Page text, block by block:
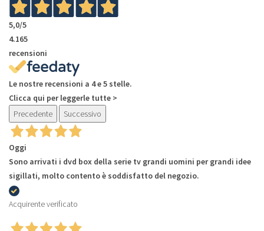
5,0/5
4.165
recensioni
Le nostre recensioni a 4 e 5 stelle.
Clicca qui per leggerle tutte >
Precedente
Successivo
Oggi
Sono arrivati i dvd box della serie tv grandi uomini per grandi idee
sigillati, molto contento è soddisfatto del negozio.
Acquirente verificato